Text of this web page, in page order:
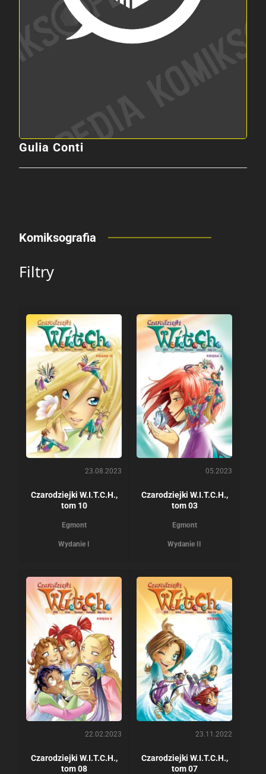
Gulia Conti
Komiksografia
Filtry
23.08.2023
Czarodziejki W.I.T.C.H.,
tom 10
Egmont
Wydanie I
05.2023
Czarodziejki W.I.T.C.H.,
tom 03
Egmont
Wydanie II
22.02.2023
Czarodziejki W.I.T.C.H.,
tom 08
23.11.2022
Czarodziejki W.I.T.C.H.,
tom 07